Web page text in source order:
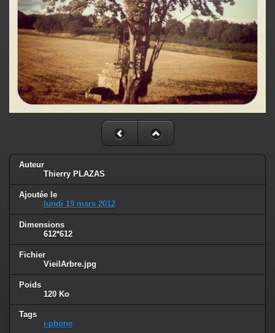
Auteur
Thierry PLAZAS
Ajoutée le
lundi 19 mars 2012
Dimensions
612*612
Fichier
VieilArbre.jpg
Poids
120 Ko
Tags
i-phone